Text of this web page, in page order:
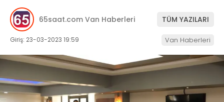
GÜNDEM
EKONOMİ
SAĞLIK
SPOR
65saat.com Van Haberleri TÜM YAZILARI
Giriş: 23-03-2023 19:59 Van Haberleri